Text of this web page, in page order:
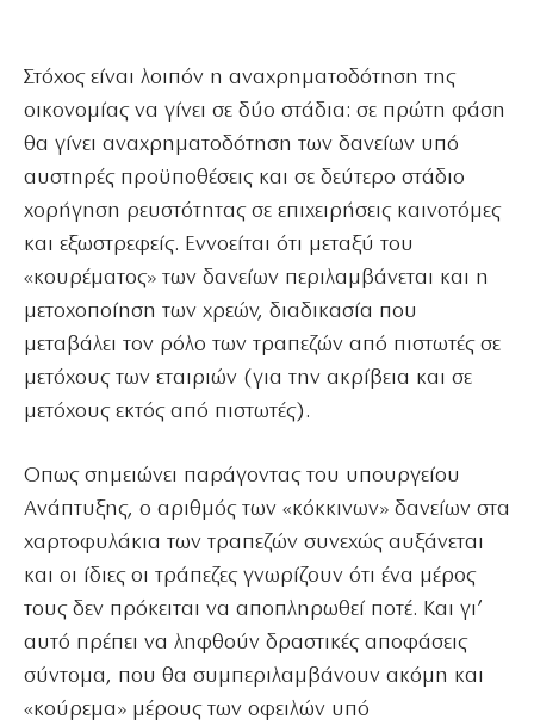
Στόχος είναι λοιπόν η αναχρηματοδότηση της
οικονομίας να γίνει σε δύο στάδια: σε πρώτη φάση
θα γίνει αναχρηματοδότηση των δανείων υπό
αυστηρές προϋποθέσεις και σε δεύτερο στάδιο
χορήγηση ρευστότητας σε επιχειρήσεις καινοτόμες
και εξωστρεφείς. Εννοείται ότι μεταξύ του
«κουρέματος» των δανείων περιλαμβάνεται και η
μετοχοποίηση των χρεών, διαδικασία που
μεταβάλει τον ρόλο των τραπεζών από πιστωτές σε
μετόχους των εταιριών (για την ακρίβεια και σε
μετόχους εκτός από πιστωτές).
Οπως σημειώνει παράγοντας του υπουργείου
Ανάπτυξης, ο αριθμός των «κόκκινων» δανείων στα
χαρτοφυλάκια των τραπεζών συνεχώς αυξάνεται
και οι ίδιες οι τράπεζες γνωρίζουν ότι ένα μέρος
τους δεν πρόκειται να αποπληρωθεί ποτέ. Και γι’
αυτό πρέπει να ληφθούν δραστικές αποφάσεις
σύντομα, που θα συμπεριλαμβάνουν ακόμη και
«κούρεμα» μέρους των οφειλών υπό